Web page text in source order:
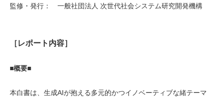
監修・発行： 一般社団法人 次世代社会システム研究開発機構
［レポート内容］
■概要■
本白書は、生成AIが抱える多元的かつイノベーティブな緒テーマ